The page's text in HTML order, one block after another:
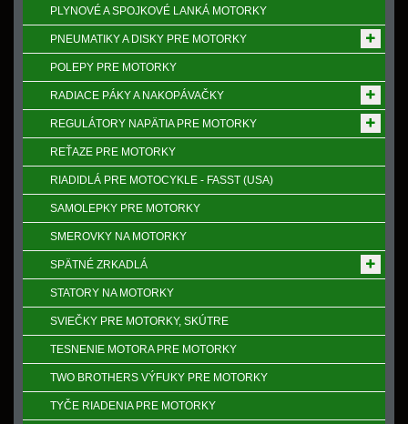
PLYNOVÉ A SPOJKOVÉ LANKÁ MOTORKY
PNEUMATIKY A DISKY PRE MOTORKY
POLEPY PRE MOTORKY
RADIACE PÁKY A NAKOPÁVAČKY
REGULÁTORY NAPӒTIA PRE MOTORKY
REŤAZE PRE MOTORKY
RIADIDLÁ PRE MOTOCYKLE - FASST (USA)
SAMOLEPKY PRE MOTORKY
SMEROVKY NA MOTORKY
SPӒTNÉ ZRKADLÁ
STATORY NA MOTORKY
SVIEČKY PRE MOTORKY, SKÚTRE
TESNENIE MOTORA PRE MOTORKY
TWO BROTHERS VÝFUKY PRE MOTORKY
TYČE RIADENIA PRE MOTORKY